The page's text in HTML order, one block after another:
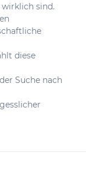
wirklich sind.
diese
Suche nach